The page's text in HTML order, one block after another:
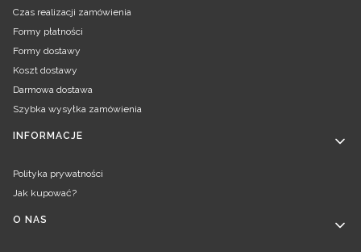
Czas realizacji zamówienia
Formy płatności
Formy dostawy
Koszt dostawy
Darmowa dostawa
Szybka wysyłka zamówienia
INFORMACJE
Polityka prywatności
Jak kupować?
O NAS